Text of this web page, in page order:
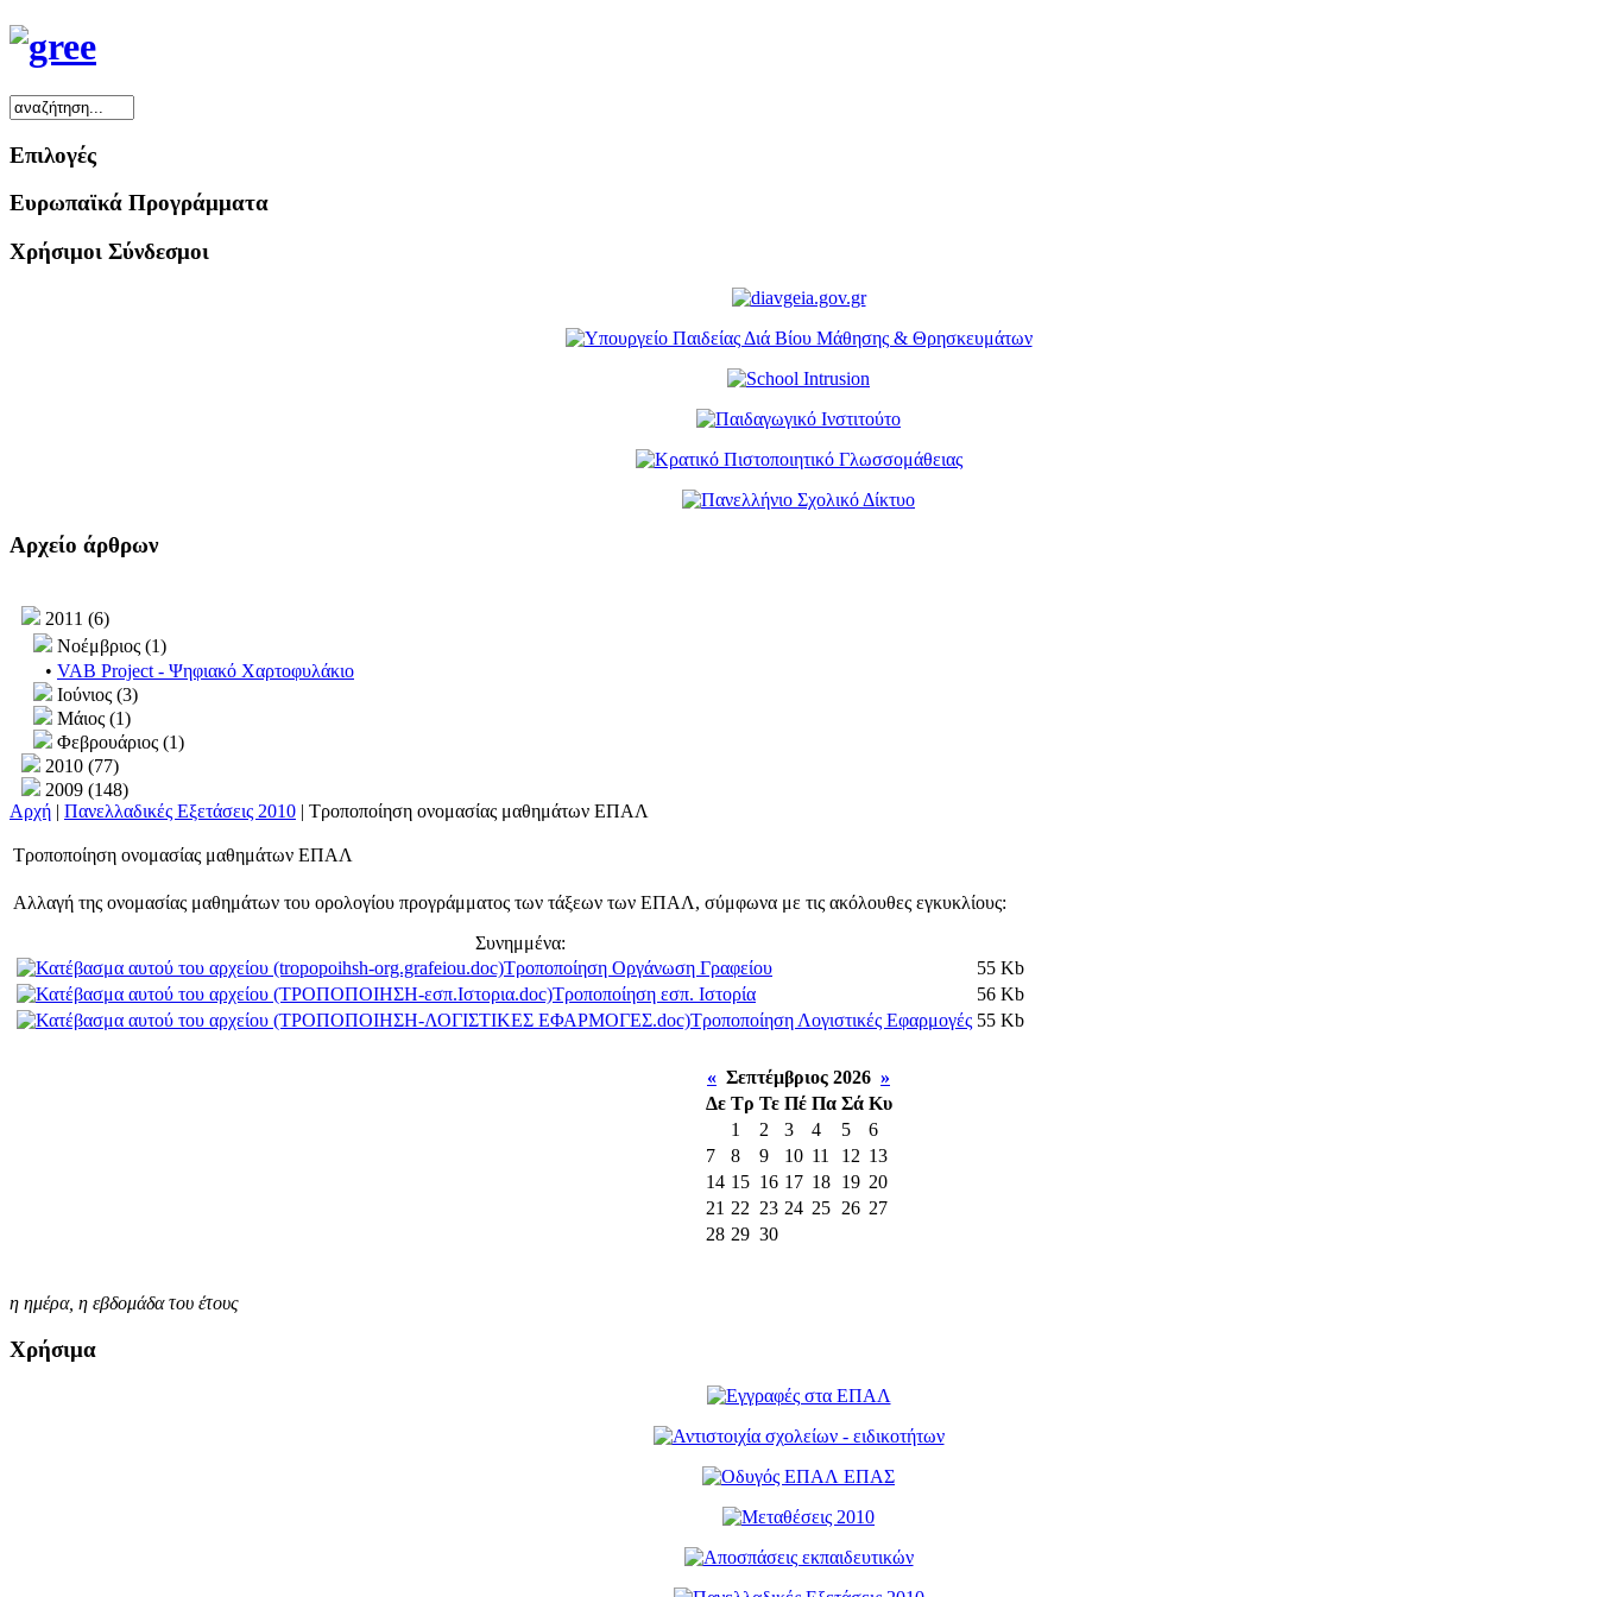
Επιλογές
Ευρωπαϊκά Προγράμματα
Χρήσιμοι Σύνδεσμοι
Αρχείο άρθρων
2011 (6)
Νοέμβριος (1)
• VAB Project - Ψηφιακό Χαρτοφυλάκιο
Ιούνιος (3)
Μάιος (1)
Φεβρουάριος (1)
2010 (77)
2009 (148)
Αρχή | Πανελλαδικές Εξετάσεις 2010 | Τροποποίηση ονομασίας μαθημάτων ΕΠΑΛ
Τροποποίηση ονομασίας μαθημάτων ΕΠΑΛ
Αλλαγή της ονομασίας μαθημάτων του ορολογίου προγράμματος των τάξεων των ΕΠΑΛ, σύμφωνα με τις ακόλουθες εγκυκλίους:
Συνημμένα:
Τροποποίηση Οργάνωση Γραφείου
55 Kb
Τροποποίηση εσπ. Ιστορία
56 Kb
Τροποποίηση Λογιστικές Εφαρμογές 55 Kb
« Σεπτέμβριος 2026 »
Δε Τρ Τε Πέ Πα Σά Κυ
1
2 3 4 5
6
7
8 9 10 11 12 13
14 15 16 17 18 19 20
21 22 23 24 25 26 27
28 29 30
η ημέρα, η εβδομάδα του έτους
Χρήσιμα